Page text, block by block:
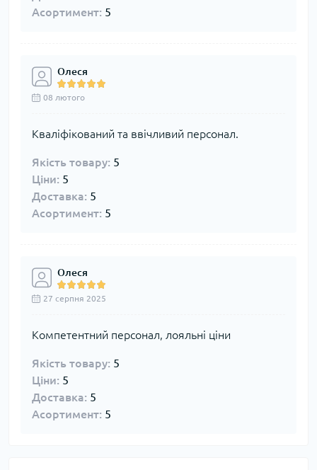
Асортимент: 5
Олеся
08 лютого
Кваліфікований та ввічливий персонал.
Якість товару: 5
Ціни: 5
Доставка: 5
Асортимент: 5
Олеся
27 серпня 2025
Компетентний персонал, лояльні ціни
Якість товару: 5
Ціни: 5
Доставка: 5
Асортимент: 5